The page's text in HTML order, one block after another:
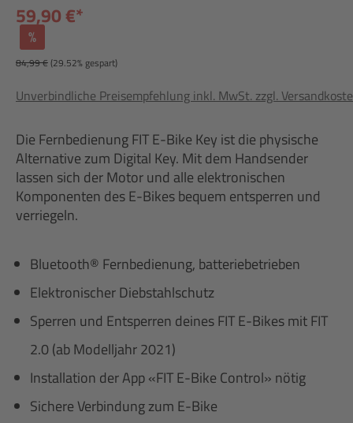
59,90 €*
%
84,99 €(29.52% gespart)
Unverbindliche Preisempfehlung inkl. MwSt. zzgl.
Die Fernbedienung FIT E-Bike Key ist die physische
Alternative zum Digital Key. Mit dem Handsender
lassen sich der Motor und alle elektronischen
Komponenten des E-Bikes bequem entsperren und
verriegeln.
Bluetooth® Fernbedienung, batteriebetrieben
Elektronischer Diebstahlschutz
Sperren und Entsperren deines FIT E-Bikes mit FIT
2.0 (ab Modelljahr 2021)
Installation der App «FIT E-Bike Control» nötig
Sichere Verbindung zum E-Bike